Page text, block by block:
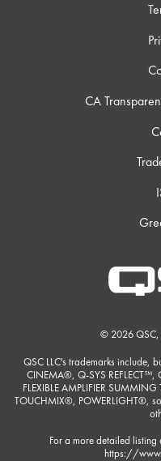
CA
© 2026 QSC,
QSC LLC's trademarks include,
CINEMA®, Q-SYS REFLECT™,
FLEXIBLE AMPLIFIER
TOUCHMIX®, POWERLIGHT®,
For a more detailed listing
https://